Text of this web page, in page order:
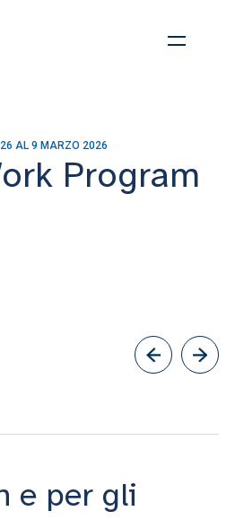
NAZIONALE